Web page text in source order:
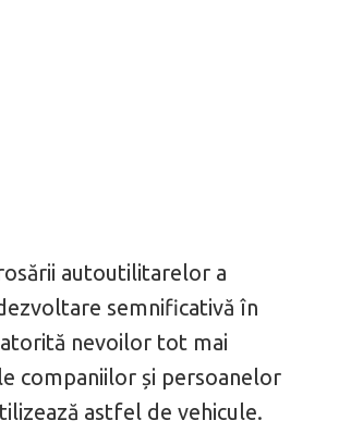
autoutilitarelor a
semnificativă în
nevoilor tot mai
companiilor și persoanelor
astfel de vehicule.